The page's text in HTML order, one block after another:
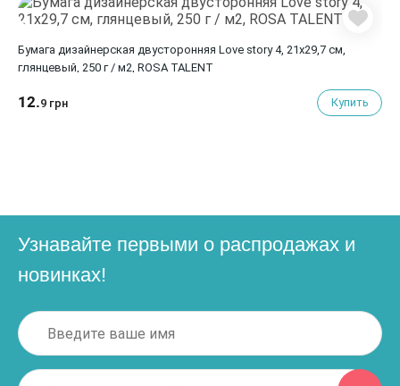
Бумага дизайнерская двусторонняя Love story 4, 21х29,7 см,
глянцевый, 250 г / м2, ROSA TALENT
12.9 грн Купить
Узнавайте первыми о распродажах и
новинках!